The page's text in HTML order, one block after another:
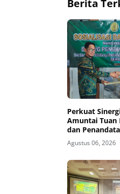
Berita
Perkuat
Amuntai Tuan
dan
Sidang Banding
Agustus 06, 2026